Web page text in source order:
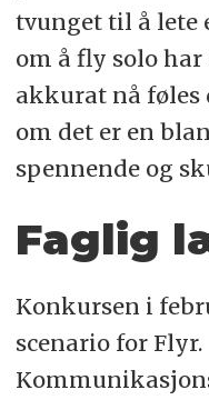
tvunget til å lete
om å fly solo
akkurat nå
om det er en
spennende og
Faglig
Konkursen i
scenario for Flyr.